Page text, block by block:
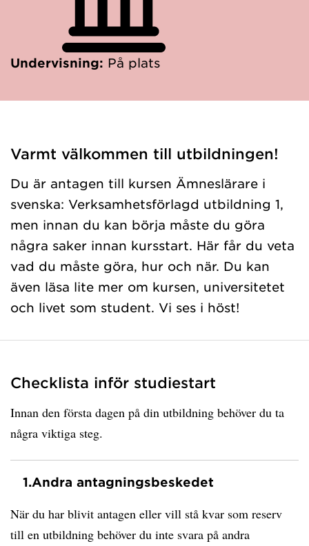
Undervisning: På plats
Varmt välkommen till utbildningen!
Du är antagen till kursen Ämneslärare i
svenska: Verksamhetsförlagd utbildning 1,
men innan du kan börja måste du göra
några saker innan kursstart. Här får du veta
vad du måste göra, hur och när. Du kan
även läsa lite mer om kursen, universitetet
och livet som student. Vi ses i höst!
Checklista inför studiestart
Innan den första dagen på din utbildning behöver du ta
några viktiga steg.
1.Andra antagningsbeskedet
När du har blivit antagen eller vill stå kvar som reserv
till en utbildning behöver du inte svara på andra